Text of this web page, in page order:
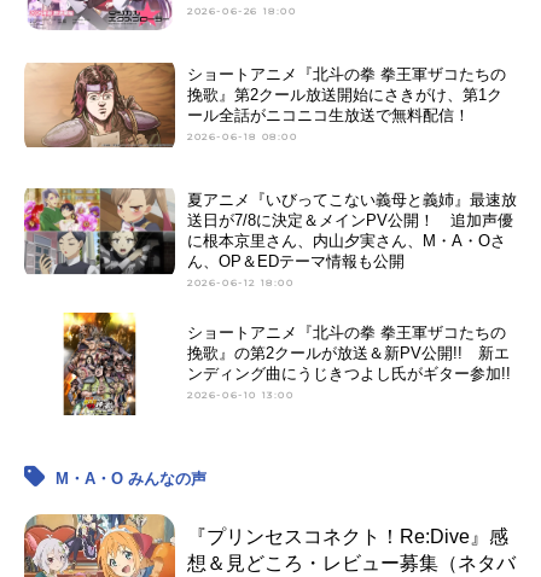
2026-06-26 18:00
ショートアニメ『北斗の拳 拳王軍ザコたちの
挽歌』第2クール放送開始にさきがけ、第1ク
ール全話がニコニコ生放送で無料配信！
2026-06-18 08:00
夏アニメ『いびってこない義母と義姉』最速放
送日が7/8に決定＆メインPV公開！ 追加声優
に根本京里さん、内山夕実さん、M・A・Oさ
ん、OP＆EDテーマ情報も公開
2026-06-12 18:00
ショートアニメ『北斗の拳 拳王軍ザコたちの
挽歌』の第2クールが放送＆新PV公開!! 新エ
ンディング曲にうじきつよし氏がギター参加!!
2026-06-10 13:00
M・A・O みんなの声
『プリンセスコネクト！Re:Dive』感
想＆見どころ・レビュー募集（ネタバ